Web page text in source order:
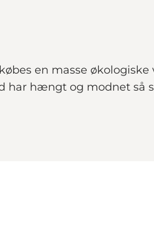
en masse økologiske
hængt og modnet så